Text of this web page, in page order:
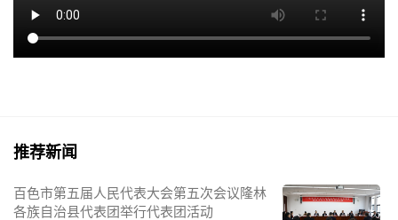
推荐新闻
百色市第五届人民代表大会第五次会议隆林
各族自治县代表团举行代表团活动